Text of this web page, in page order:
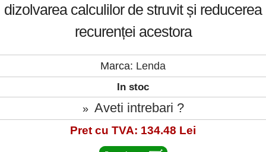
dizolvarea calculilor de struvit și reducerea
recurenței acestora
Marca: Lenda
In stoc
» Aveti intrebari ?
Pret cu TVA: 134.48 Lei